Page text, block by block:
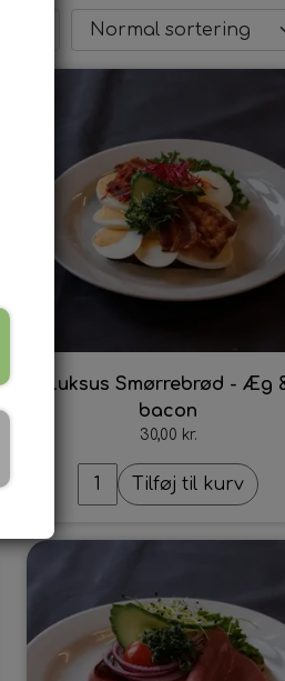
Luksus Smørrebrød - Æg
bacon
30,00 kr.
Tilføj til kurv